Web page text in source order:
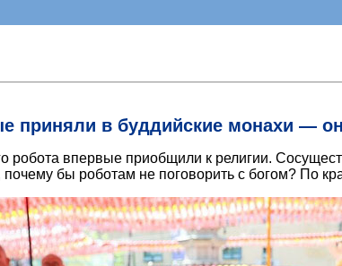
приняли в буддийские монахи —
робота впервые приобщили к религии.
бы роботам не поговорить с богом? По